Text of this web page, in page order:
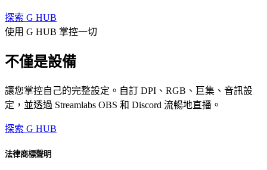
探索 G HUB
使用 G HUB 掌控一切
不僅是設備
讓您掌控自己的完整設定。自訂 DPI、RGB、巨集、音訊設
定，並透過 Streamlabs OBS 和 Discord 流暢地直播。
探索 G HUB
法律商標聲明